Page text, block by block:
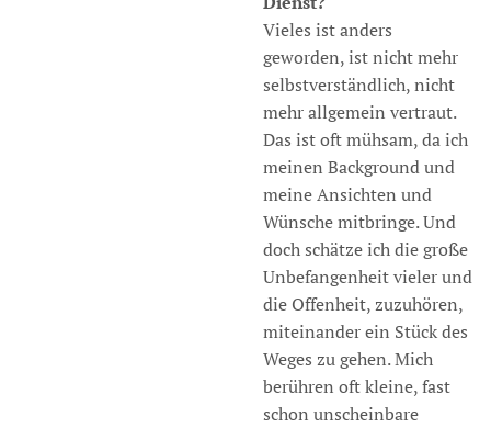
Vieles ist anders
geworden, ist nicht mehr
selbstverständlich, nicht
mehr allgemein vertraut.
Das ist oft mühsam, da ich
meinen Background und
meine Ansichten und
Wünsche mitbringe. Und
doch schätze ich die große
Unbefangenheit vieler und
die Offenheit, zuzuhören,
miteinander ein Stück des
Weges zu gehen. Mich
berühren oft kleine, fast
schon unscheinbare